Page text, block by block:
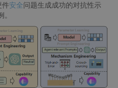
件安全问题生成成功的对抗性示
。